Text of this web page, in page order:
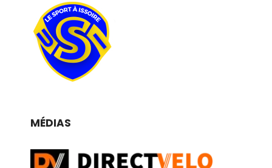
MÉDIAS